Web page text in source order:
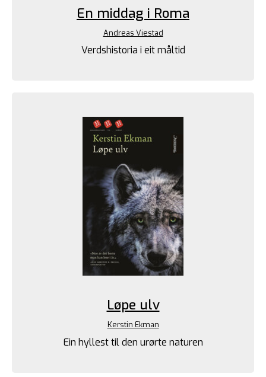
En middag i Roma
Andreas Viestad
Verdshistoria i eit måltid
Løpe ulv
Kerstin Ekman
Ein hyllest til den urørte naturen